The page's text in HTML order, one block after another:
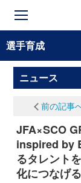
選手育成
ニュース
前の記事
JFA×SCO
inspired by
るタレント
化につなげ